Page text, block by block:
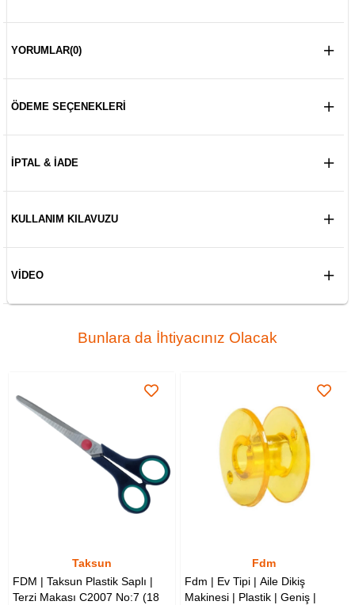
YORUMLAR(0)
ÖDEME SEÇENEKLERI
İPTAL & İADE
KULLANIM KILAVUZU
VIDEO
Bunlara da İhtiyacınız Olacak
Taksun
FDM | Taksun Plastik Saplı |
Terzi Makası C2007 No:7 (18
Fdm
Fdm | Ev Tipi | Aile Dikiş
Makinesi | Plastik | Geniş |